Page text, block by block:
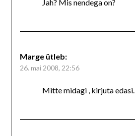
Jah? Mis nendega on?
Marge ütleb:
26. mai 2008, 22:56
Mitte midagi , kirjuta edasi.